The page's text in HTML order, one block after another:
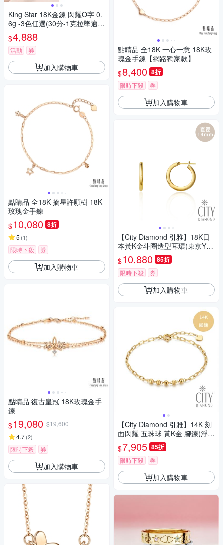
King Star 18K金鍊 閃耀O字 0.
6g -3色任選(30分-1克拉墜適
用)
$4,888
活動 券
加入購物車
點睛品 全18K 摘星許願樹 18K
玫瑰金手鍊
$10,080 8折
5 (1)
限時下殺 券
加入購物車
點睛品 復古皇冠 18K玫瑰金手
鍊
$19,080 $19,600
4.7(2)
限時下殺 券
加入購物車
點睛品 全18K 一心一意 18K玫
瑰金手鍊【網路獨家款】
$8,400 8折
限時下殺 券
加入購物車
【City Diamond 引雅】18K日
本黃K金斗圈造型耳環(東京Yuki
系列)
$10,880 85折
限時下殺 券
加入購物車
【City Diamond 引雅】14K 刻
面閃耀 五珠球 黃K金 腳鍊(浮光
流影系列)
$7,905 85折
限時下殺 券
加入購物車